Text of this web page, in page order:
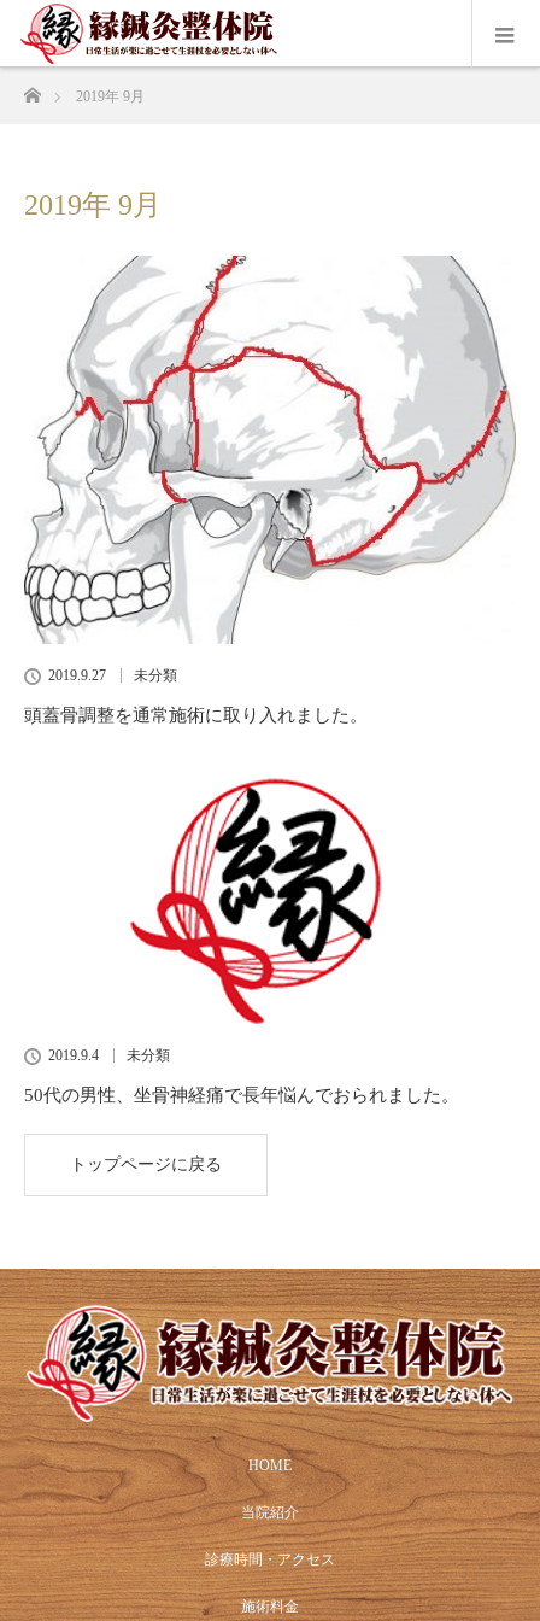
ホーム2019年 9月
2019年 9月
2019.9.27 未分類
頭蓋骨調整を通常施術に取り入れました。
2019.9.4 未分類
50代の男性、坐骨神経痛で長年悩んでおられました。
トップページに戻る
HOME
当院紹介
診療時間・アクセス
施術料金